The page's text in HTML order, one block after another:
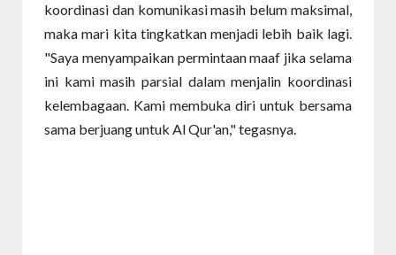
koordinasi dan komunikasi masih belum maksimal,
maka mari kita tingkatkan menjadi lebih baik lagi.
"Saya menyampaikan permintaan maaf jika selama
ini kami masih parsial dalam menjalin koordinasi
kelembagaan. Kami membuka diri untuk bersama
sama berjuang untuk Al Qur'an," tegasnya.